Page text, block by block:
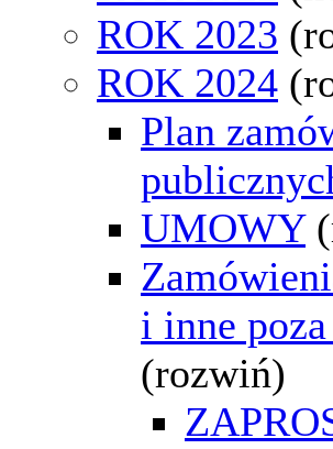
ROK 2023
ROK 2024
Plan
UMOWY
i inne
(rozwiń)